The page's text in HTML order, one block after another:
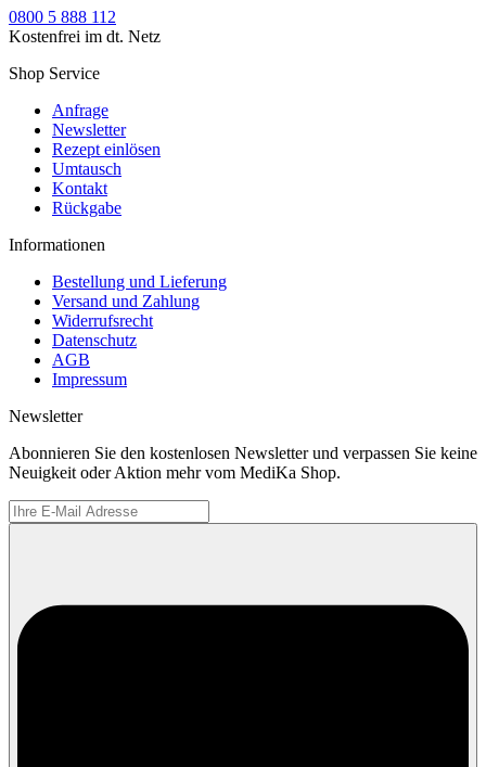
0800 5 888 112
Kostenfrei im dt. Netz
Shop Service
Anfrage
Newsletter
Rezept einlösen
Umtausch
Kontakt
Rückgabe
Informationen
Bestellung und Lieferung
Versand und Zahlung
Widerrufsrecht
Datenschutz
AGB
Impressum
Newsletter
Abonnieren Sie den kostenlosen Newsletter und verpassen Sie keine
Neuigkeit oder Aktion mehr vom MediKa Shop.